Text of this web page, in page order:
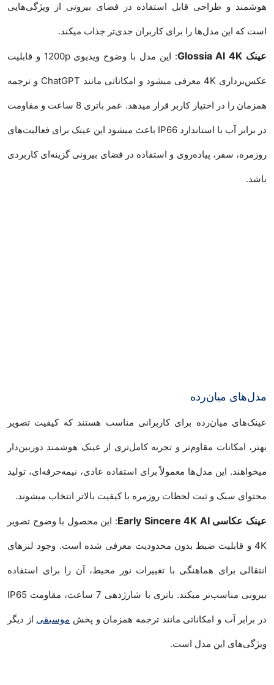
هوشمند و طراحی قابل استفاده در فضای بیرونی از ویژگی‌هایی
است که این مدل‌ها را برای کاربران جدی‌تر جذاب میکند.
عینک Glossia AI 4K : این مدل با وضوح ویدیوی 1200p و قابلیت
عکس‌برداری 4K معرفی میشود و امکاناتی مانند ChatGPT و ترجمه
همزمان را در اختیار کاربر قرار میدهد. عمر باتری 8 ساعت و مقاومت
در برابر آب با استاندارد IP66 باعث میشود این عینک برای فعالیت‌های
روزمره، سفر، پیاده‌روی و استفاده در فضای بیرونی گزینه‌ای کاربردی
باشد.
مدل‌های میان‌رده
عینک‌های میان‌رده برای کاربرانی مناسب هستند که کیفیت تصویر
بهتر، امکانات مقاوم‌تر و تجربه کامل‌تری از عینک هوشمند دوربین‌دار
میخواهند. این مدل‌ها معمولاً برای استفاده عادی، نیمه‌حرفه‌ای، تولید
محتوای سبک و ثبت لحظات روزمره با کیفیت بالاتر انتخاب میشوند.
عینک عکاسی Early Sincere 4K AI : این محصول با وضوح تصویر
4K و قابلیت ضبط بدون محدودیت معرفی شده است. وجود لنزهای
انتقالی برای هماهنگی با تغییرات نور محیط، آن را برای استفاده
بیرونی مناسب‌تر میکند. باتری با شارژدهی 7 ساعت، مقاومت IP65
در برابر آب و امکاناتی مانند ترجمه همزمان و پخش موسیقی از دیگر
ویژگی‌های این مدل است.